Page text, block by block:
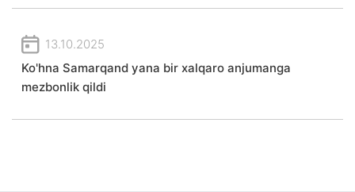
13.10.2025
Ko'hna Samarqand yana bir xalqaro anjumanga
mezbonlik qildi